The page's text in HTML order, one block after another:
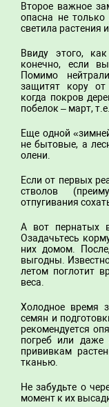
Второе важное
опасна не
светила растения
Ввиду этого,
конечно, если
Помимо
защитят кору от
когда покров
побелок – март,
Еще одной
не бытовые, а
олени.
Если от первых
стволов
отпугивания
А вот пернатых
Озадачьтесь
них домом.
выгодны.
летом поглотит
веса.
Холодное время
семян и
рекомендуется
погреб или даже
прививкам
тканью.
Не забудьте о
момент к их